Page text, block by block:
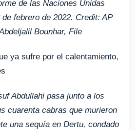
de las Naciones Unidas
febrero de 2022. Credit: AP
Bounhar, File
Abdullahi pasa junto a los
cuarenta cabras que murieron
una sequía en Dertu, condado